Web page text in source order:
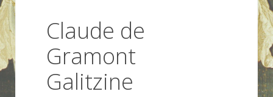
Claude de
Gramont
Galitzine